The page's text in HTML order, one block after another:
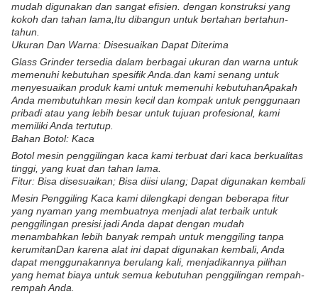
mudah digunakan dan sangat efisien. dengan konstruksi yang
kokoh dan tahan lama,Itu dibangun untuk bertahan bertahun-
tahun.
Ukuran Dan Warna: Disesuaikan Dapat Diterima
Glass Grinder tersedia dalam berbagai ukuran dan warna untuk
memenuhi kebutuhan spesifik Anda.dan kami senang untuk
menyesuaikan produk kami untuk memenuhi kebutuhanApakah
Anda membutuhkan mesin kecil dan kompak untuk penggunaan
pribadi atau yang lebih besar untuk tujuan profesional, kami
memiliki Anda tertutup.
Bahan Botol: Kaca
Botol mesin penggilingan kaca kami terbuat dari kaca berkualitas
tinggi, yang kuat dan tahan lama.
Fitur: Bisa disesuaikan; Bisa diisi ulang; Dapat digunakan kembali
Mesin Penggiling Kaca kami dilengkapi dengan beberapa fitur
yang nyaman yang membuatnya menjadi alat terbaik untuk
penggilingan presisi.jadi Anda dapat dengan mudah
menambahkan lebih banyak rempah untuk menggiling tanpa
kerumitanDan karena alat ini dapat digunakan kembali, Anda
dapat menggunakannya berulang kali, menjadikannya pilihan
yang hemat biaya untuk semua kebutuhan penggilingan rempah-
rempah Anda.